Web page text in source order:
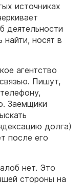
источниках
деятельности
носят в
агентство
Пишут,
Заемщики
долга)
после его
нет. Это
стороны на